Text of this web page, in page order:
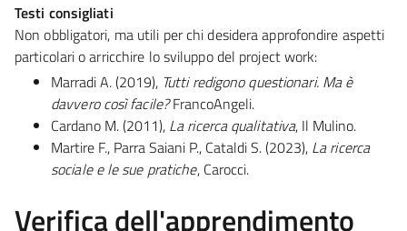
Testi consigliati
Non obbligatori, ma utili per chi desidera approfondire aspetti
particolari o arricchire lo sviluppo del project work:
Marradi A. (2019), Tutti redigono questionari. Ma è
davvero così facile?FrancoAngeli.
Cardano M. (2011), La ricerca qualitativa, Il Mulino.
Martire F., Parra Saiani P., Cataldi S. (2023), La ricerca
sociale e le sue pratiche, Carocci.
Verifica dell'apprendimento